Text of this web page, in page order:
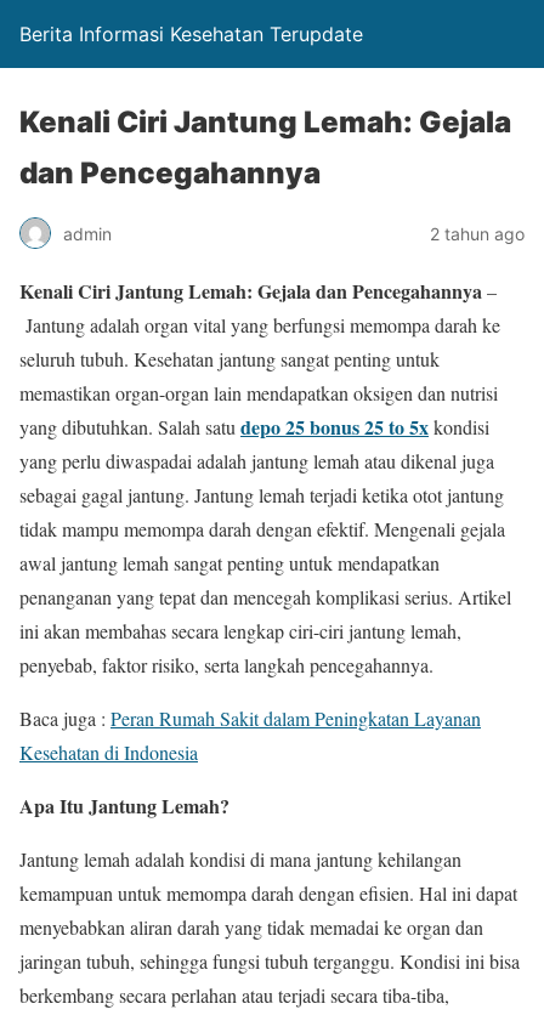
Berita Informasi Kesehatan Terupdate
Kenali Ciri Jantung Lemah: Gejala
dan Pencegahannya
admin 2 tahun ago
Kenali Ciri Jantung Lemah: Gejala dan Pencegahannya–
Jantung adalah organ vital yang berfungsi memompa darah ke
seluruh tubuh. Kesehatan jantung sangat penting untuk
memastikan organ-organ lain mendapatkan oksigen dan nutrisi
yang dibutuhkan. Salah satu depo 25 bonus 25 to 5xkondisi
yang perlu diwaspadai adalah jantung lemah atau dikenal juga
sebagai gagal jantung. Jantung lemah terjadi ketika otot jantung
tidak mampu memompa darah dengan efektif. Mengenali gejala
awal jantung lemah sangat penting untuk mendapatkan
penanganan yang tepat dan mencegah komplikasi serius. Artikel
ini akan membahas secara lengkap ciri-ciri jantung lemah,
penyebab, faktor risiko, serta langkah pencegahannya.
Baca juga : Peran Rumah Sakit dalam Peningkatan Layanan
Kesehatan di Indonesia
Apa Itu Jantung Lemah?
Jantung lemah adalah kondisi di mana jantung kehilangan
kemampuan untuk memompa darah dengan efisien. Hal ini dapat
menyebabkan aliran darah yang tidak memadai ke organ dan
jaringan tubuh, sehingga fungsi tubuh terganggu. Kondisi ini bisa
berkembang secara perlahan atau terjadi secara tiba-tiba,